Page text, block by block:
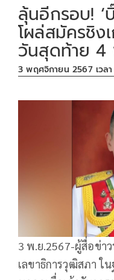
ลุ้นอีกรอบ! ‘
โผล่สมัครชิง
วันสุดท้าย 4
3 พฤศจิกายน 2567 เวลา
3 พ.ย.2567-ผู้สื่อข่า
เลขาธิการวุฒิสภา ใ